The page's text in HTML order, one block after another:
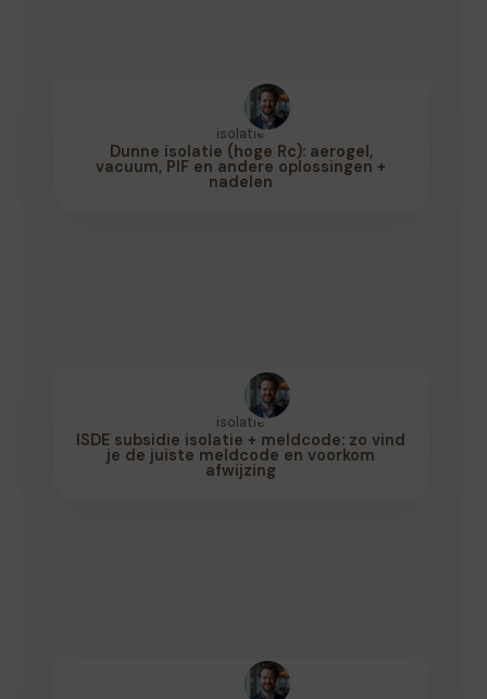
isolatie
Dunne isolatie (hoge Rc): aerogel,
vacuum, PIF en andere oplossingen +
nadelen
isolatie
ISDE subsidie isolatie + meldcode: zo vind
je de juiste meldcode en voorkom
afwijzing